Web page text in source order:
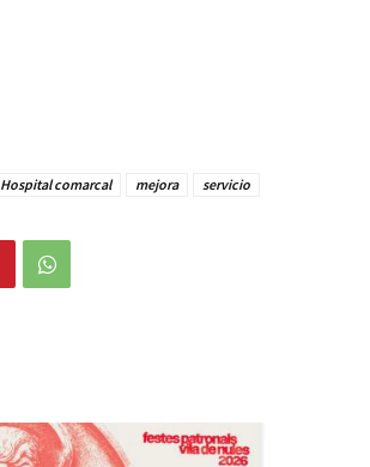
Hospital comarcal mejora
servicio